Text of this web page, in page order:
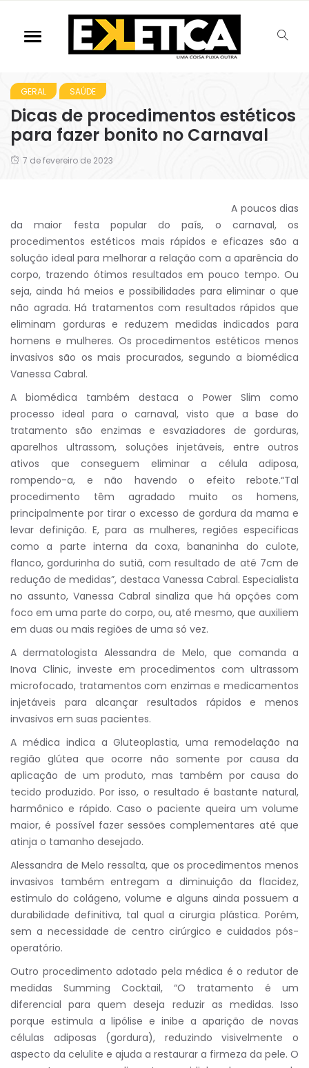
GERAL SAÚDE
Dicas de procedimentos estéticos
para fazer bonito no Carnaval
7 de fevereiro de 2023
A poucos dias
da maior festa popular do país, o carnaval, os
procedimentos estéticos mais rápidos e eficazes são a
solução ideal para melhorar a relação com a aparência do
corpo, trazendo ótimos resultados em pouco tempo. Ou
seja, ainda há meios e possibilidades para eliminar o que
não agrada. Há tratamentos com resultados rápidos que
eliminam gorduras e reduzem medidas indicados para
homens e mulheres. Os procedimentos estéticos menos
invasivos são os mais procurados, segundo a biomédica
Vanessa Cabral.
A biomédica também destaca o Power Slim como
processo ideal para o carnaval, visto que a base do
tratamento são enzimas e esvaziadores de gorduras,
aparelhos ultrassom, soluções injetáveis, entre outros
ativos que conseguem eliminar a célula adiposa,
rompendo-a, e não havendo o efeito rebote.“Tal
procedimento têm agradado muito os homens,
principalmente por tirar o excesso de gordura da mama e
levar definição. E, para as mulheres, regiões especificas
como a parte interna da coxa, bananinha do culote,
flanco, gordurinha do sutiã, com resultado de até 7cm de
redução de medidas”, destaca Vanessa Cabral. Especialista
no assunto, Vanessa Cabral sinaliza que há opções com
foco em uma parte do corpo, ou, até mesmo, que auxiliem
em duas ou mais regiões de uma só vez.
A dermatologista Alessandra de Melo, que comanda a
Inova Clinic, investe em procedimentos com ultrassom
microfocado, tratamentos com enzimas e medicamentos
injetáveis para alcançar resultados rápidos e menos
invasivos em suas pacientes.
A médica indica a Gluteoplastia, uma remodelação na
região glútea que ocorre não somente por causa da
aplicação de um produto, mas também por causa do
tecido produzido. Por isso, o resultado é bastante natural,
harmônico e rápido. Caso o paciente queira um volume
maior, é possível fazer sessões complementares até que
atinja o tamanho desejado.
Alessandra de Melo ressalta, que os procedimentos menos
invasivos também entregam a diminuição da flacidez,
estimulo do colágeno, volume e alguns ainda possuem a
durabilidade definitiva, tal qual a cirurgia plástica. Porém,
sem a necessidade de centro cirúrgico e cuidados pós-
operatório.
Outro procedimento adotado pela médica é o redutor de
medidas Summing Cocktail, “O tratamento é um
diferencial para quem deseja reduzir as medidas. Isso
porque estimula a lipólise e inibe a aparição de novas
células adiposas (gordura), reduzindo visivelmente o
aspecto da celulite e ajuda a restaurar a firmeza da pele. O